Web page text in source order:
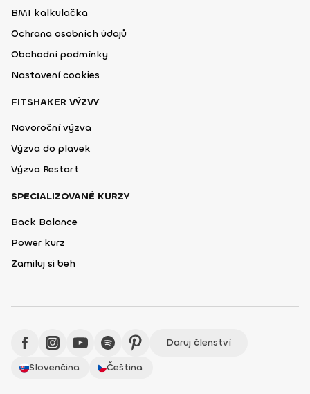
BMI kalkulačka
Ochrana osobních údajů
Obchodní podmínky
Nastavení cookies
FITSHAKER VÝZVY
Novoroční výzva
Výzva do plavek
Výzva Restart
SPECIALIZOVANÉ KURZY
Back Balance
Power kurz
Zamiluj si beh
Daruj členství
Slovenčina
Čeština